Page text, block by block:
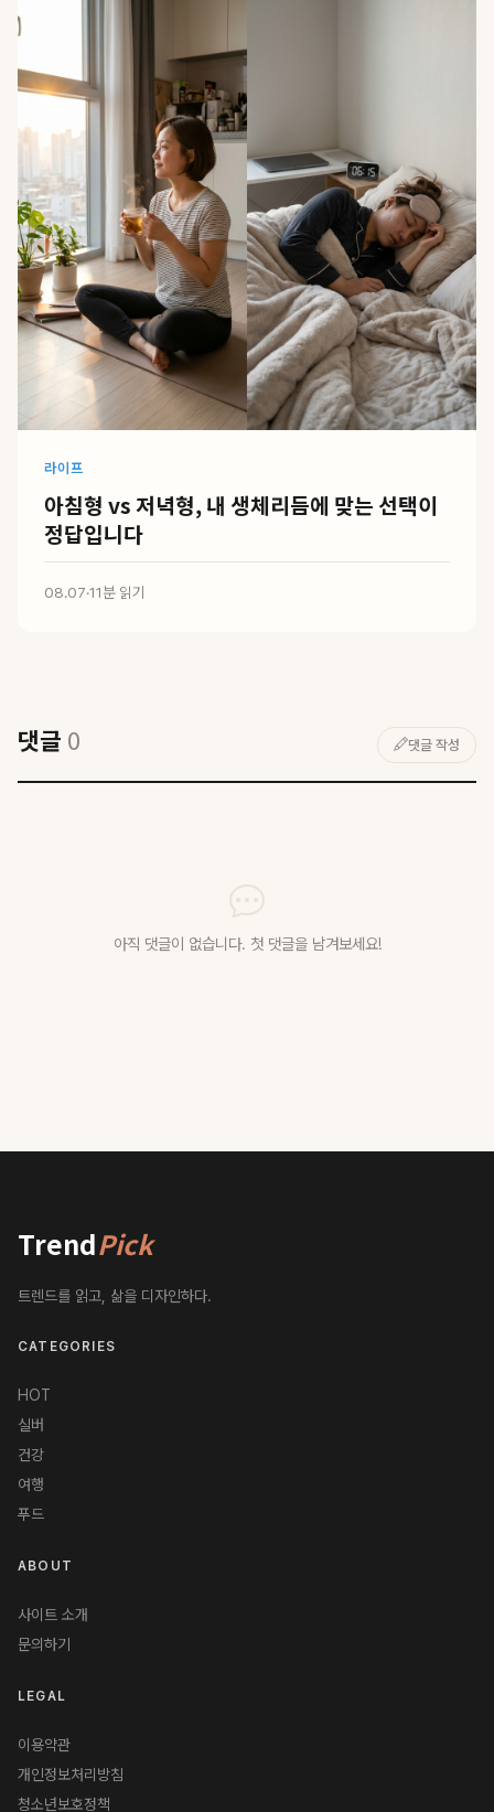
라이프
아침형 vs 저녁형, 내 생체리듬에 맞는 선택이
정답입니다
08.07·11분 읽기
댓글 0 댓글 작성
아직 댓글이 없습니다. 첫 댓글을 남겨보세요!
TrendPick
트렌드를 읽고, 삶을 디자인하다.
CATEGORIES
HOT
실버
건강
여행
푸드
ABOUT
사이트 소개
문의하기
LEGAL
이용약관
개인정보처리방침
청소년보호정책